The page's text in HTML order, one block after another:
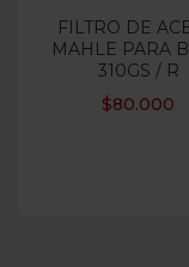
FILTRO DE
MAHLE PARA
310GS / R
$80.000